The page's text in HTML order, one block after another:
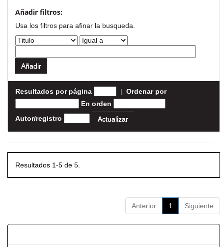
Añadir filtros:
Usa los filtros para afinar la busqueda.
Resultados por página | Ordenar por
En orden
Autor/registro
Resultados 1-5 de 5.
Anterior 1 Siguiente